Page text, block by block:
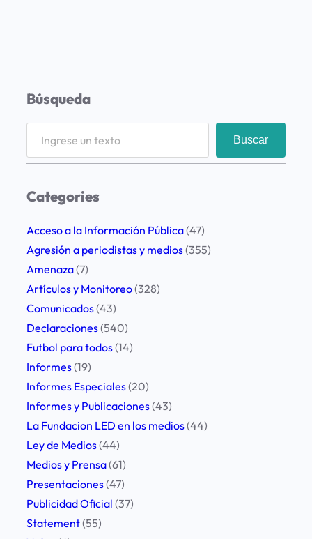
Búsqueda
r
h
Buscar
Categories
Acceso a la Información Pública(47)
Agresión a periodistas y medios(355)
Amenaza(7)
Artículos y Monitoreo(328)
Comunicados(43)
Declaraciones(540)
Futbol para todos(14)
Informes(19)
Informes Especiales(20)
Informes y Publicaciones(43)
La Fundacion LED en los medios(44)
Ley de Medios(44)
Medios y Prensa(61)
Presentaciones(47)
Publicidad Oficial (37)
Statement(55)